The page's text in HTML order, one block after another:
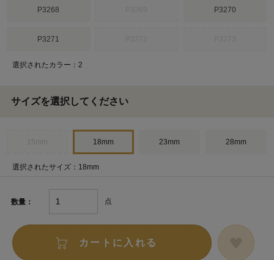
P3268 P3270
P3271
選択されたカラー：2
サイズを選択してください
18mm 23mm 28mm
選択されたサイズ：18mm
数量： 点
カートに入れる